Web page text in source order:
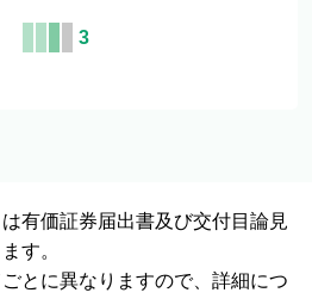
3
有価証券届出書及び交付目論見
す。
とに異なりますので、詳細につ